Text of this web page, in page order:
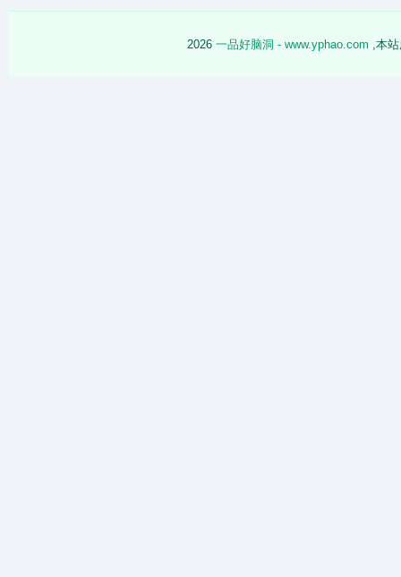
2026 一品好脑洞 - www.yphao.com ,本